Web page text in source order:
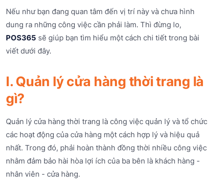
Nếu như bạn đang quan tâm đến vị trí này và chưa hình
dung ra những công việc cần phải làm. Thì đừng lo,
POS365 sẽ giúp bạn tìm hiểu một cách chi tiết trong bài
viết dưới đây.
I. Quản lý cửa hàng thời trang là
gì?
Quản lý cửa hàng thời trang là công việc quản lý và tổ chức
các hoạt động của cửa hàng một cách hợp lý và hiệu quả
nhất. Trong đó, phải hoàn thành đồng thời nhiều công việc
nhằm đảm bảo hài hòa lợi ích của ba bên là khách hàng -
nhân viên - cửa hàng.